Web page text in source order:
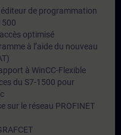
de programmation
optimisé
à l’aide du nouveau
à WinCC-Flexible
du S7-1500 pour
sur le réseau PROFINET